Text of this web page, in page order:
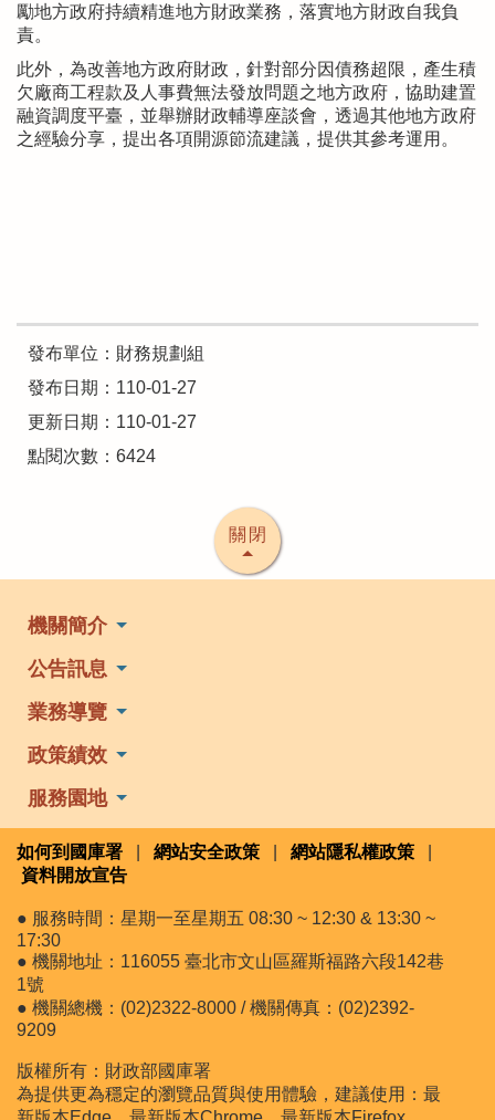
勵地方政府持續精進地方財政業務，落實地方財政自我負
責。
此外，為改善地方政府財政，針對部分因債務超限，產生積
欠廠商工程款及人事費無法發放問題之地方政府，協助建置
融資調度平臺，並舉辦財政輔導座談會，透過其他地方政府
之經驗分享，提出各項開源節流建議，提供其參考運用。
發布單位：財務規劃組
發布日期：110-01-27
更新日期：110-01-27
點閱次數：6424
關閉
機關簡介
公告訊息
業務導覽
政策績效
服務園地
如何到國庫署 網站安全政策 網站隱私權政策
資料開放宣告
● 服務時間：星期一至星期五 08:30 ~ 12:30 & 13:30 ~
17:30
● 機關地址：116055 臺北市文山區羅斯福路六段142巷
1號
● 機關總機：(02)2322-8000 / 機關傳真：(02)2392-
9209
版權所有：財政部國庫署
為提供更為穩定的瀏覽品質與使用體驗，建議使用：最